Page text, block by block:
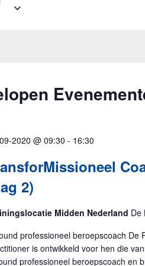
2020 @ 09:30 - 16:30
2)
Midden Nederland De
professioneel beroepscoach De
is ontwikkeld voor hen die
professioneel beroepscoach en